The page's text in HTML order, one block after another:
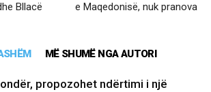
Bllacë
e Maqedonisë, nuk pranova
MË SHUMË NGA AUTORI
propozohet ndërtimi i një